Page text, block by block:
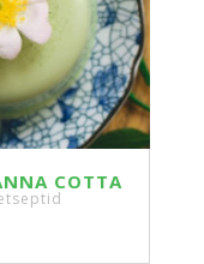
COTTA